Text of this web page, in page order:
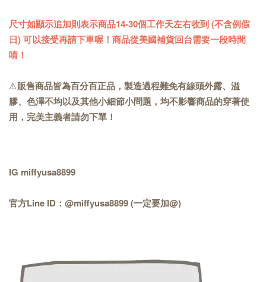
尺寸如顯示追加則表示商品14-30個工作天左右收到 (不含例假
日) 可以接受再請下單喔！商品從美國補貨回台需要一段時間
唷！
⚠️販售商品皆為百分百正品，製造過程難免有線頭外露、溢
膠、色澤不均以及其他小細節小問題，均不影響商品的穿著使
用，完美主義者請勿下單！
IG miffyusa8899
官方Line ID：@miffyusa8899 (一定要加@)